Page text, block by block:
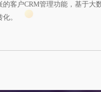
的客户CRM管理功能，基于大
化。